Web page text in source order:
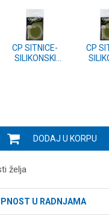
CP SITNICE-
SILIKONSKI
CP
DODAJ U KORPU
želja
U RADNJAMA